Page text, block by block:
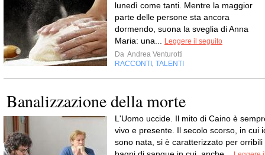
lunedì come tanti. Mentre la maggior
parte delle persone sta ancora
dormendo, suona la sveglia di Anna
Maria: una... Leggere il seguito
Da Andrea Venturotti
RACCONTI , TALENTI
Banalizzazione della morte
L'Uomo uccide. Il mito di Caino è
vivo e presente. Il secolo scorso, in cui
sono nata, si è caratterizzato per orribili